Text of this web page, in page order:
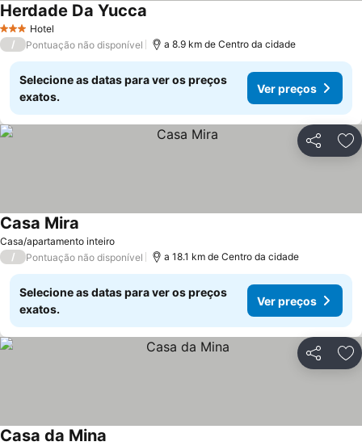
3 EstrelasHotel
Herdade Da Yucca
/ Pontuação não disponível a 8.9 km de Centro da cidade
Selecione as datas para ver os preços
exatos.
Ver preços
Partilhar
Casa/apartamento inteiro
Casa Mira
/ Pontuação não disponível a 18.1 km de Centro da cidade
Selecione as datas para ver os preços
exatos.
Ver preços
Partilhar
Casa da Mina